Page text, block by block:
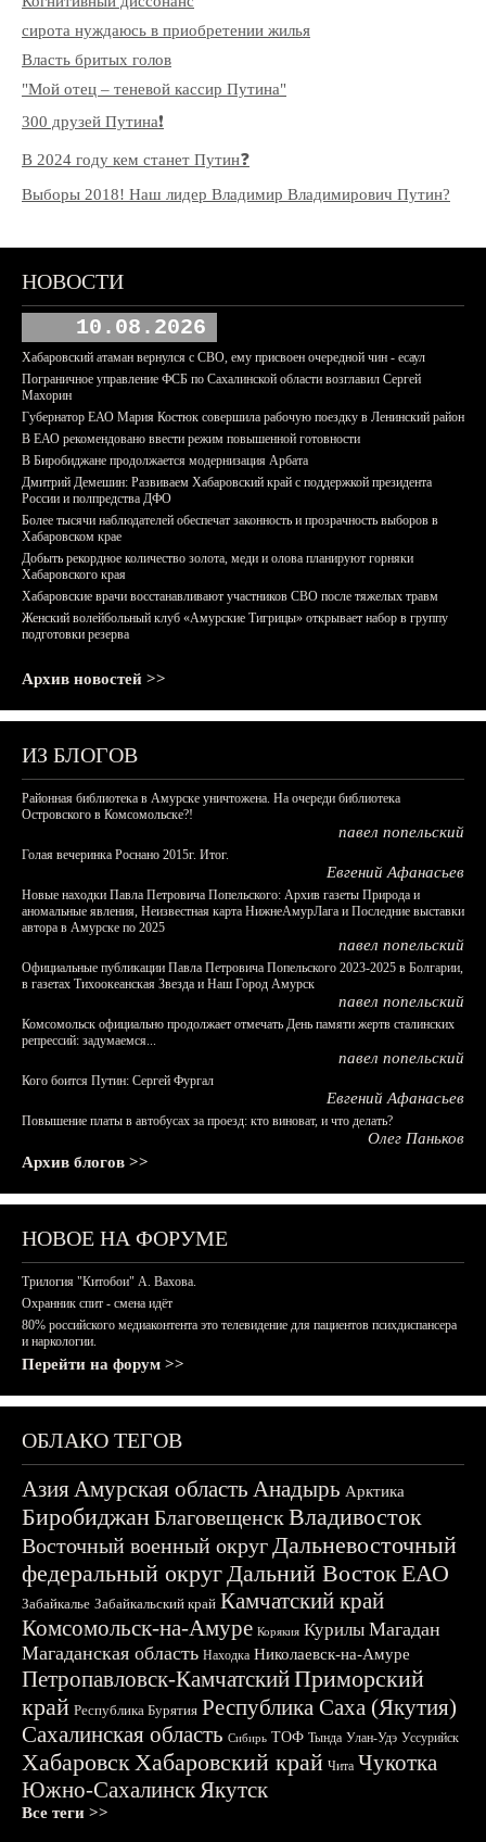
сирота нуждаюсь в приобретении жилья
Власть бритых голов
"Мой отец – теневой кассир Путина"
300 друзей Путина❗️
В 2024 году кем станет Путин❓
Выборы 2018! Наш лидер Владимир Владимирович Путин?
НОВОСТИ
10.08.2026
Хабаровский атаман вернулся с СВО, ему присвоен очередной чин - есаул
Пограничное управление ФСБ по Сахалинской области возглавил Сергей
Махорин
Губернатор ЕАО Мария Костюк совершила рабочую поездку в Ленинский район
В ЕАО рекомендовано ввести режим повышенной готовности
В Биробиджане продолжается модернизация Арбата
Дмитрий Демешин: Развиваем Хабаровский край с поддержкой президента
России и полпредства ДФО
Более тысячи наблюдателей обеспечат законность и прозрачность выборов в
Хабаровском крае
Добыть рекордное количество золота, меди и олова планируют горняки
Хабаровского края
Хабаровские врачи восстанавливают участников СВО после тяжелых травм
Женский волейбольный клуб «Амурские Тигрицы» открывает набор в группу
подготовки резерва
Архив новостей >>
ИЗ БЛОГОВ
Районная библиотека в Амурске уничтожена. На очереди библиотека
Островского в Комсомольске?!
павел попельский
Голая вечеринка Роснано 2015г. Итог.
Евгений Афанасьев
Новые находки Павла Петровича Попельского: Архив газеты Природа и
аномальные явления, Неизвестная карта НижнеАмурЛага и Последние выставки
автора в Амурске по 2025
павел попельский
Официальные публикации Павла Петровича Попельского 2023-2025 в Болгарии,
в газетах Тихоокеанская Звезда и Наш Город Амурск
павел попельский
Комсомольск официально продолжает отмечать День памяти жертв сталинских
репрессий: задумаемся...
павел попельский
Кого боится Путин: Сергей Фургал
Евгений Афанасьев
Повышение платы в автобусах за проезд: кто виноват, и что делать?
Олег Паньков
Архив блогов >>
НОВОЕ НА ФОРУМЕ
Трилогия "Китобои" А. Вахова.
Охранник спит - смена идёт
80% российского медиаконтента это телевидение для пациентов психдиспансера
и наркологии.
Перейти на форум >>
ОБЛАКО ТЕГОВ
АзияАмурская область Анадырь Арктика
БиробиджанБлаговещенскВладивосток
Восточный военный округДальневосточный
федеральный округДальний ВостокЕАО
Забайкалье Забайкальский край Камчатский край
Комсомольск-на-Амуре Корякия Курилы Магадан
Магаданская область Находка Николаевск-на-Амуре
Петропавловск-КамчатскийПриморский
край Республика Бурятия Республика Саха (Якутия)
Сахалинская область Сибирь ТОФ Тында Улан-Удэ Уссурийск
ХабаровскХабаровский край Чита Чукотка
Южно-СахалинскЯкутск
Все теги >>